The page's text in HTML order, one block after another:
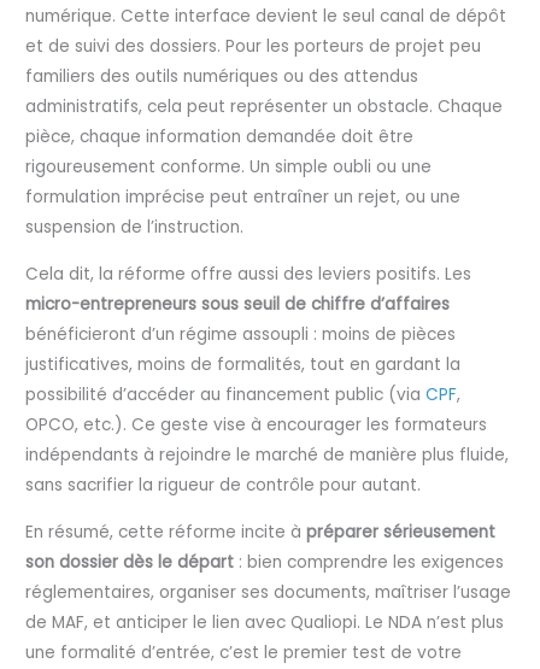
numérique. Cette interface devient le seul canal de dépôt
et de suivi des dossiers. Pour les porteurs de projet peu
familiers des outils numériques ou des attendus
administratifs, cela peut représenter un obstacle. Chaque
pièce, chaque information demandée doit être
rigoureusement conforme. Un simple oubli ou une
formulation imprécise peut entraîner un rejet, ou une
suspension de l’instruction.
Cela dit, la réforme offre aussi des leviers positifs. Les
micro-entrepreneurs sous seuil de chiffre d’affaires
bénéficieront d’un régime assoupli : moins de pièces
justificatives, moins de formalités, tout en gardant la
possibilité d’accéder au financement public (viaCPF,
OPCO, etc.). Ce geste vise à encourager les formateurs
indépendants à rejoindre le marché de manière plus fluide,
sans sacrifier la rigueur de contrôle pour autant.
En résumé, cette réforme incite àpréparer sérieusement
son dossier dès le départ : bien comprendre les exigences
réglementaires, organiser ses documents, maîtriser l’usage
de MAF, et anticiper le lien avec Qualiopi. Le NDA n’est plus
une formalité d’entrée, c’est le premier test de votre